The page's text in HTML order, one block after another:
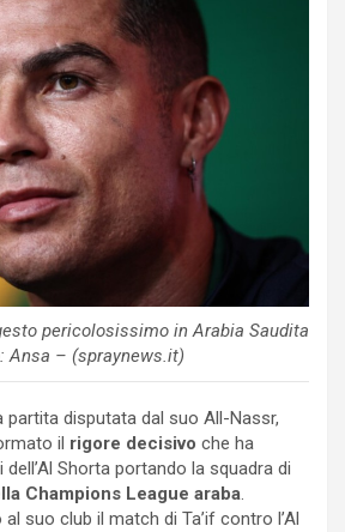
pericolosissimo in Arabia Saudita
Ansa – (spraynews.it)
partita disputata dal suo All-Nassr,
il rigore decisivo che ha
Shorta portando la squadra di
Champions League araba.
suo club il match di Ta’if contro l’Al